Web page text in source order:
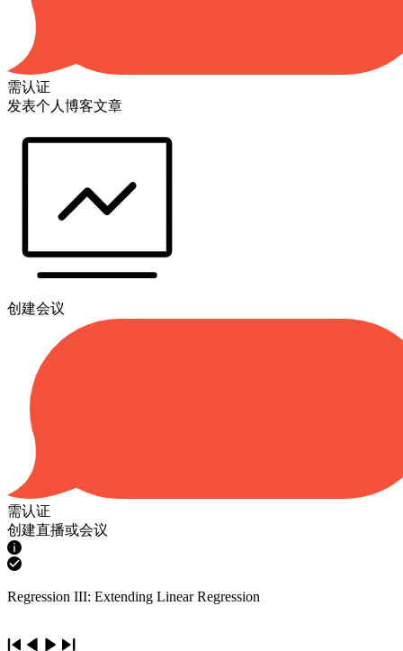
需认证
发表个人博客文章
创建会议
需认证
创建直播或会议
Regression III: Extending Linear Regression